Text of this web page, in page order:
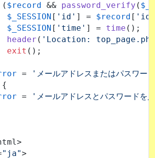
( $record && password_verify (
$_SESSION [ 'id' ] = $record [ 'id'
$_SESSION [ 'time' ] = time ();
header ( 'Location:
exit ();
=
'メールアドレスまたはパスワー
{
=
'メールアドレスとパスワードを
"ja">